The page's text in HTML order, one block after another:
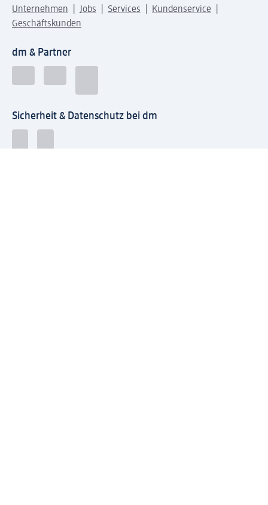
Unternehmen Jobs Services
Kundenservice
Geschäftskunden
dm & Partner
Sicherheit & Datenschutz bei dm